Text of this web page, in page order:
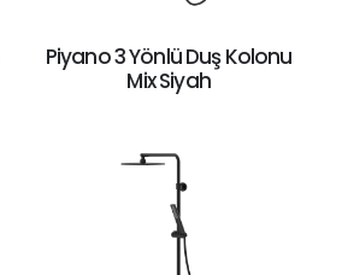
Piyano 3 Yönlü Duş Kolonu
Mix Siyah